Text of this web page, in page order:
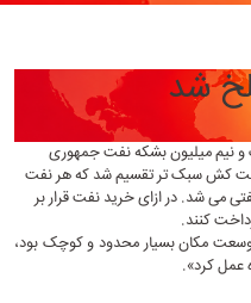
شد
نیم میلیون بشکه نفت جمهوری
کش سبک تر تقسیم شد که هر نفت
700 هزار بشکه نفتی می شد. در ازای خرید نفت قرار بر
کنند.
وسعت مکان بسیار محدود و کوچک بود،
عمل کرد».